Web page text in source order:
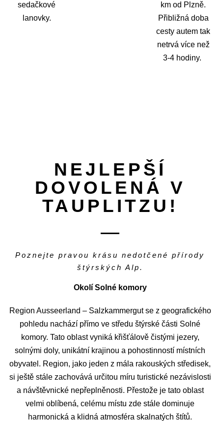
sedačkové
lanovky.
km od Plzně.
Přibližná doba
cesty autem tak
netrvá více než
3-4 hodiny.
NEJLEPŠÍ
DOVOLENÁ V
TAUPLITZU!
Poznejte pravou krásu nedotčené přírody
štýrských Alp.
Okolí Solné komory
Region Ausseerland – Salzkammergut se z geografického
pohledu nachází přímo ve středu štýrské části Solné
komory. Tato oblast vyniká křišťálově čistými jezery,
solnými doly, unikátní krajinou a pohostinností místních
obyvatel. Region, jako jeden z mála rakouských středisek,
si ještě stále zachovává určitou míru turistické nezávislosti
a návštěvnické nepřeplněnosti. Přestože je tato oblast
velmi oblíbená, celému místu zde stále dominuje
harmonická a klidná atmosféra skalnatých štítů.